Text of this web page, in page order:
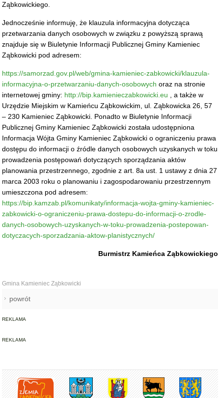
Ząbkowickiego.
Jednocześnie informuję, że klauzula informacyjna dotycząca
przetwarzania danych osobowych w związku z powyższą sprawą
znajduje się w Biuletynie Informacji Publicznej Gminy Kamieniec
Ząbkowicki pod adresem:
https://samorzad.gov.pl/web/gmina-kamieniec-zabkowicki/klauzula-
informacyjna-o-przetwarzaniu-danych-osobowych oraz na stronie
internetowej gminy: http://bip.kamienieczabkowicki.eu , a także w
Urzędzie Miejskim w Kamieńcu Ząbkowickim, ul. Ząbkowicka 26, 57
– 230 Kamieniec Ząbkowicki. Ponadto w Biuletynie Informacji
Publicznej Gminy Kamieniec Ząbkowicki została udostępniona
Informacja Wójta Gminy Kamieniec Ząbkowicki o ograniczeniu prawa
dostępu do informacji o źródle danych osobowych uzyskanych w toku
prowadzenia postępowań dotyczących sporządzania aktów
planowania przestrzennego, zgodnie z art. 8a ust. 1 ustawy z dnia 27
marca 2003 roku o planowaniu i zagospodarowaniu przestrzennym
umieszczona pod adresem:
https://bip.kamzab.pl/komunikaty/informacja-wojta-gminy-kamieniec-
zabkowicki-o-ograniczeniu-prawa-dostepu-do-informacji-o-zrodle-
danych-osobowych-uzyskanych-w-toku-prowadzenia-postepowan-
dotyczacych-sporzadzania-aktow-planistycznych/
Burmistrz Kamieńca Ząbkowickiego
Gmina Kamieniec Ząbkowicki
powrót
REKLAMA
REKLAMA